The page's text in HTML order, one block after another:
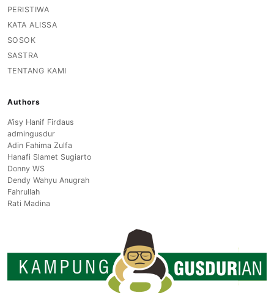
PERISTIWA
KATA ALISSA
SOSOK
SASTRA
TENTANG KAMI
Authors
A’isy Hanif Firdaus
admingusdur
Adin Fahima Zulfa
Hanafi Slamet Sugiarto
Donny WS
Dendy Wahyu Anugrah
Fahrullah
Rati Madina